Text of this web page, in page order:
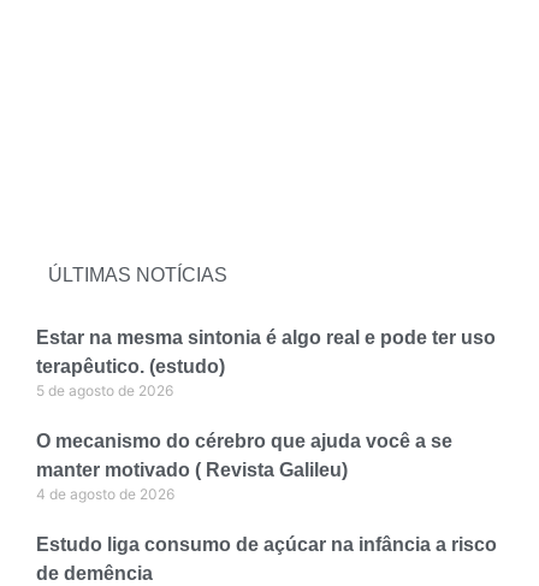
ÚLTIMAS NOTÍCIAS
Estar na mesma sintonia é algo real e pode ter uso
terapêutico. (estudo)
5 de agosto de 2026
O mecanismo do cérebro que ajuda você a se
manter motivado ( Revista Galileu)
4 de agosto de 2026
Estudo liga consumo de açúcar na infância a risco
de demência